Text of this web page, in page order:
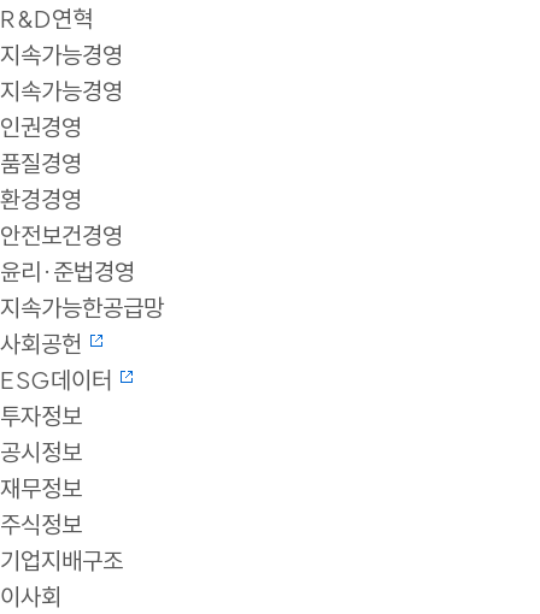
R&D연혁
지속가능경영
지속가능경영
인권경영
품질경영
환경경영
안전보건경영
윤리·준법경영
지속가능한공급망
사회공헌
ESG데이터
투자정보
공시정보
재무정보
주식정보
기업지배구조
이사회